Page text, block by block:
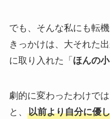
でも、そんな私にも転機
きっかけは、大それた
に取り入れた「ほんの
劇的に変わったわけで
と、 以前より自分に優